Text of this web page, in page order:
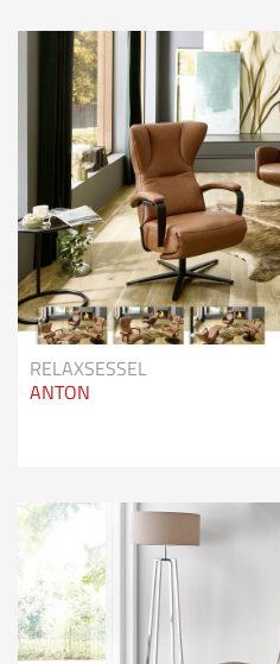
RELAXSESSEL
ANTON